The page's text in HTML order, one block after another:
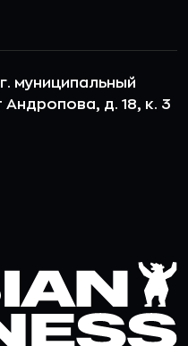
муниципальный
д. 18, к. 3